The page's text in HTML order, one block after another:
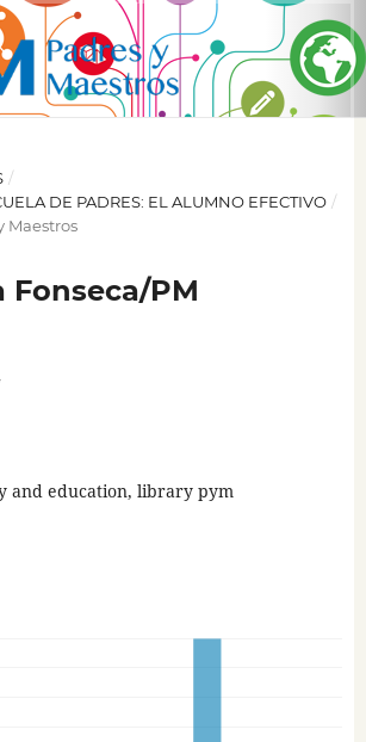
/
DE PADRES: EL ALUMNO EFECTIVO /
Maestros
Fonseca/PM
and education, library pym